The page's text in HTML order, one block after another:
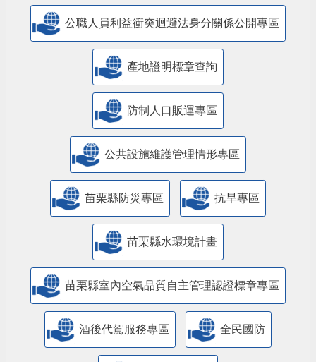
公職人員利益衝突迴避法身分關係公開專區
產地證明標章查詢
防制人口販運專區
​公共設施維護管理情形專區
苗栗縣防災專區 抗旱專區
苗栗縣水環境計畫
苗栗縣室內空氣品質自主管理認證標章專區
酒後代駕服務專區 全民國防